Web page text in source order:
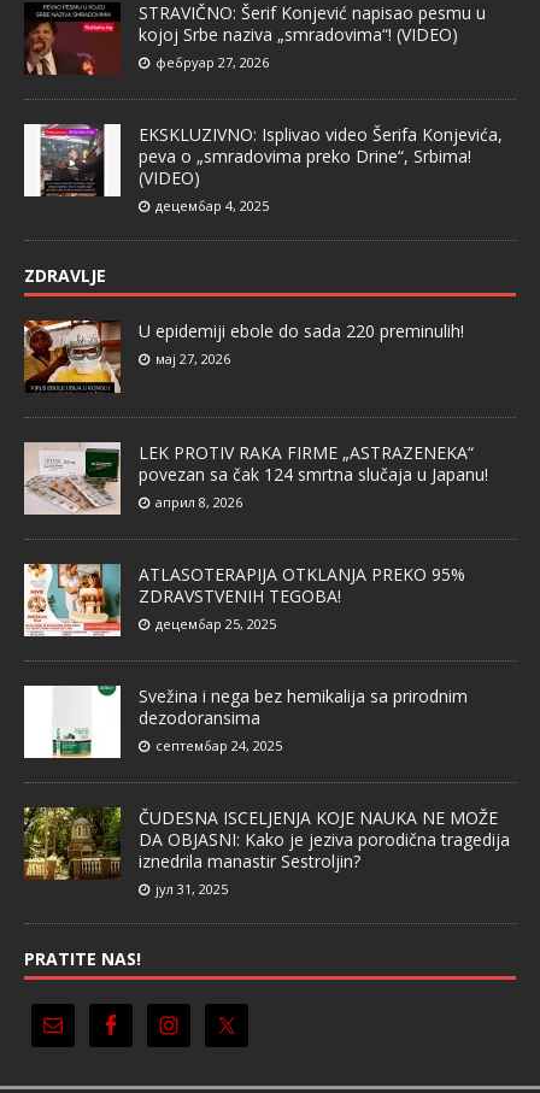
STRAVIČNO: Šerif Konjević napisao pesmu u
kojoj Srbe naziva „smradovima“! (VIDEO)
фебруар 27, 2026
EKSKLUZIVNO: Isplivao video Šerifa Konjevića,
peva o „smradovima preko Drine“, Srbima!
(VIDEO)
децембар 4, 2025
ZDRAVLJE
U epidemiji ebole do sada 220 preminulih!
мај 27, 2026
LEK PROTIV RAKA FIRME „ASTRAZENEKA“
povezan sa čak 124 smrtna slučaja u Japanu!
април 8, 2026
ATLASOTERAPIJA OTKLANJA PREKO 95%
ZDRAVSTVENIH TEGOBA!
децембар 25, 2025
Svežina i nega bez hemikalija sa prirodnim
dezodoransima
септембар 24, 2025
ČUDESNA ISCELJENJA KOJE NAUKA NE MOŽE
DA OBJASNI: Kako je jeziva porodična tragedija
iznedrila manastir Sestroljin?
јул 31, 2025
PRATITE NAS!